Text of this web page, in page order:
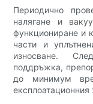
Периодично
налягане и
функциониране и
части и
износване.
поддръжка,
до минимум